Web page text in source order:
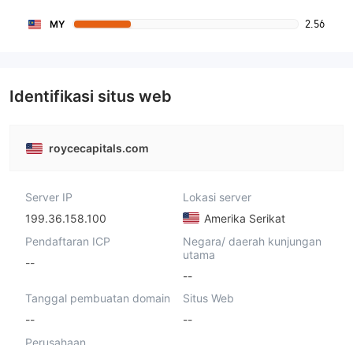
MY 2.56
Identifikasi situs web
roycecapitals.com
Server IP
199.36.158.100
Lokasi server
Amerika Serikat
Pendaftaran ICP
--
Negara/ daerah kunjungan
utama
--
Tanggal pembuatan domain
--
Situs Web
--
Perusahaan